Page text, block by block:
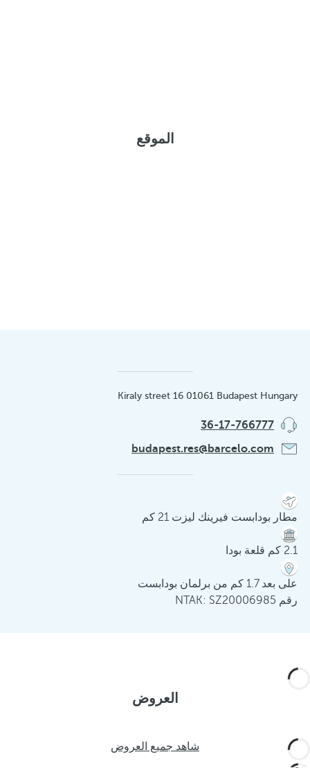
الموقع
Kiraly street 16 01061 Budapest Hungary
36-17-766777
budapest.res@barcelo.com
مطار بودابست فيرينك ليزت 21 كم
2.1 كم قلعة بودا
على بعد 1.7 كم من برلمان بودابست
رقم NTAK: SZ20006985
العروض
شاهد جميع العروض